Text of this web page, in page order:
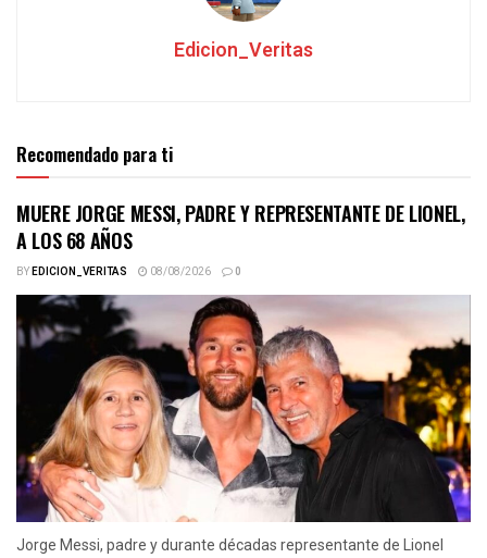
Edicion_Veritas
Recomendado para ti
MUERE JORGE MESSI, PADRE Y REPRESENTANTE DE LIONEL,
A LOS 68 AÑOS
BYEDICION_VERITAS 08/08/2026 0
Jorge Messi, padre y durante décadas representante de Lionel